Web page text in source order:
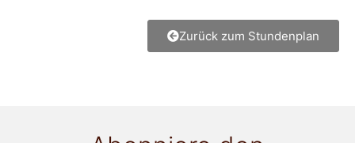
Zurück zum Stundenplan